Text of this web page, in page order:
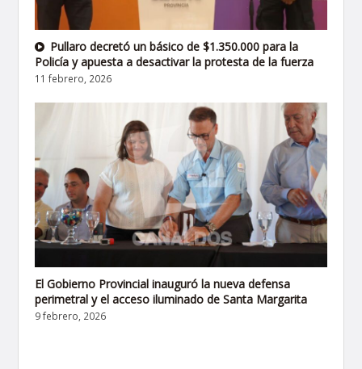
Pullaro decretó un básico de $1.350.000 para la
Policía y apuesta a desactivar la protesta de la fuerza
11 febrero, 2026
El Gobierno Provincial inauguró la nueva defensa
perimetral y el acceso iluminado de Santa Margarita
9 febrero, 2026